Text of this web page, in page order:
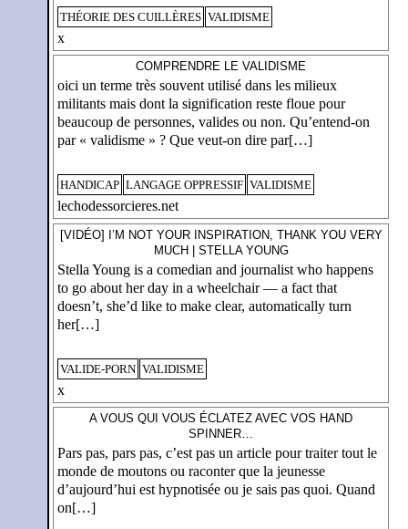
THÉORIE DES CUILLÈRES VALIDISME
x
COMPRENDRE LE VALIDISME
oici un terme très souvent utilisé dans les milieux
militants mais dont la signification reste floue pour
beaucoup de personnes, valides ou non. Qu’entend-on
par « validisme » ? Que veut-on dire par[…]
HANDICAP LANGAGE OPPRESSIF VALIDISME
lechodessorcieres.net
[VIDÉO] I’M NOT YOUR INSPIRATION, THANK YOU VERY
MUCH | STELLA YOUNG
Stella Young is a comedian and journalist who happens
to go about her day in a wheelchair — a fact that
doesn’t, she’d like to make clear, automatically turn
her[…]
VALIDE-PORN VALIDISME
x
A VOUS QUI VOUS ÉCLATEZ AVEC VOS HAND
SPINNER…
Pars pas, pars pas, c’est pas un article pour traiter tout le
monde de moutons ou raconter que la jeunesse
d’aujourd’hui est hypnotisée ou je sais pas quoi. Quand
on[…]